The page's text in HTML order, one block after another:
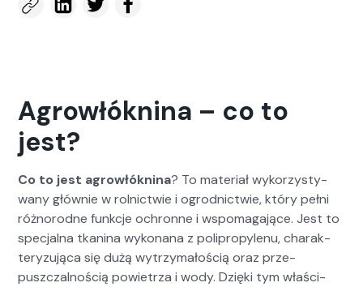
Agrowłóknina – co to
jest?
Co to jest agrowłókn­i­na? To mate­ri­ał wyko­rzysty­
wany głównie w rol­nictwie i ogrod­nictwie, który pełni
różnorodne funkc­je ochronne i wspo­ma­ga­jące. Jest to
spec­jal­na tkan­i­na wyko­nana z polipropy­lenu, charak­
teryzu­ją­ca się dużą wytrzy­małoś­cią oraz prze­
puszczal­noś­cią powi­etrza i wody. Dzię­ki tym właś­ci­